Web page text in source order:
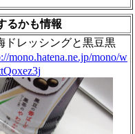
るかも情報
ドレッシングと黒豆黒
mono.hatena.ne.jp/mono/w